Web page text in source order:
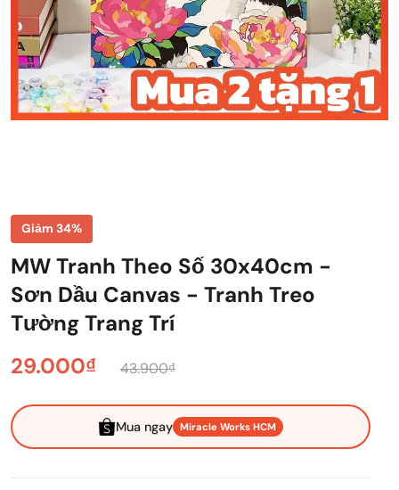
Giảm 34%
MW Tranh Theo Số 30x40cm -
Sơn Dầu Canvas - Tranh Treo
Tường Trang Trí
29.000₫
43.900₫
Mua ngay Miracle Works HCM